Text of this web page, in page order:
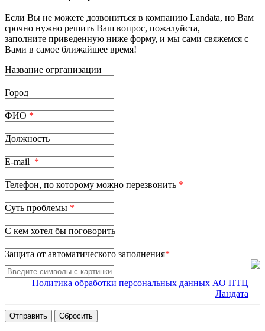
Если Вы не можете дозвониться в компанию Landata, но Вам
срочно нужно решить Ваш вопрос, пожалуйста,
заполните приведенную ниже форму, и мы сами свяжемся с
Вами в самое ближайшее время!
Название огрганизации
Город
ФИО *
Должность
E-mail *
Телефон, по которому можно перезвонить *
Суть проблемы *
С кем хотел бы поговорить
Защита от автоматического заполнения*
Политика обработки персональных данных АО НТЦ
Ландата